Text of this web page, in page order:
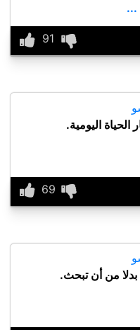
...
اليومية.
من أن تبحث.